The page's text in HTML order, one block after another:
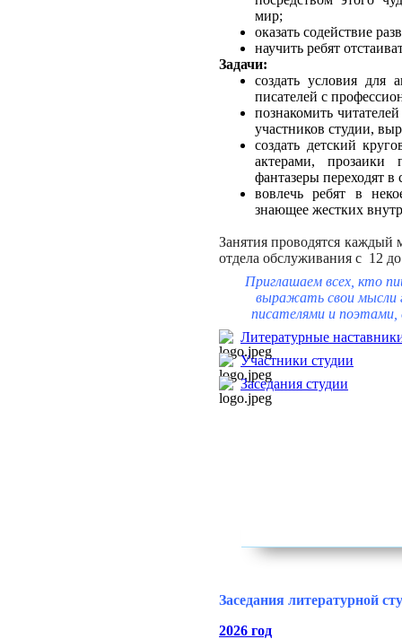
мир;
оказать содействие
научить ребят
Задачи:
создать условия для
писателей с
познакомить
участников студии,
создать детский
актерами, прозаики
фантазеры переходят
вовлечь ребят в
знающее жестких
Занятия проводятся каждый
отдела обслуживания с 12
Приглашаем всех, кто
выражать свои мысли
писателями и
Литературные
Участники студии
Заседания студии
Заседания литературной
2026 год